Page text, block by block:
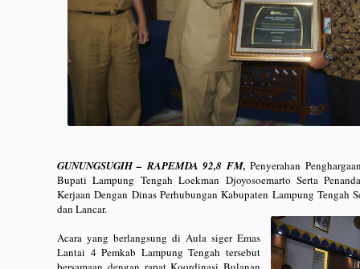
GUNUNGSUGIH – RAPEMDA 92,8 FM, Penyerahan
Bupati Lampung Tengah Loekman Djoyosoemarto Serta
Kerjaan Dengan Dinas Perhubungan Kabupaten Lampung Tengah
dan Lancar.
Acara yang berlangsung di Aula siger Emas
Lantai 4 Pemkab Lampung Tengah tersebut